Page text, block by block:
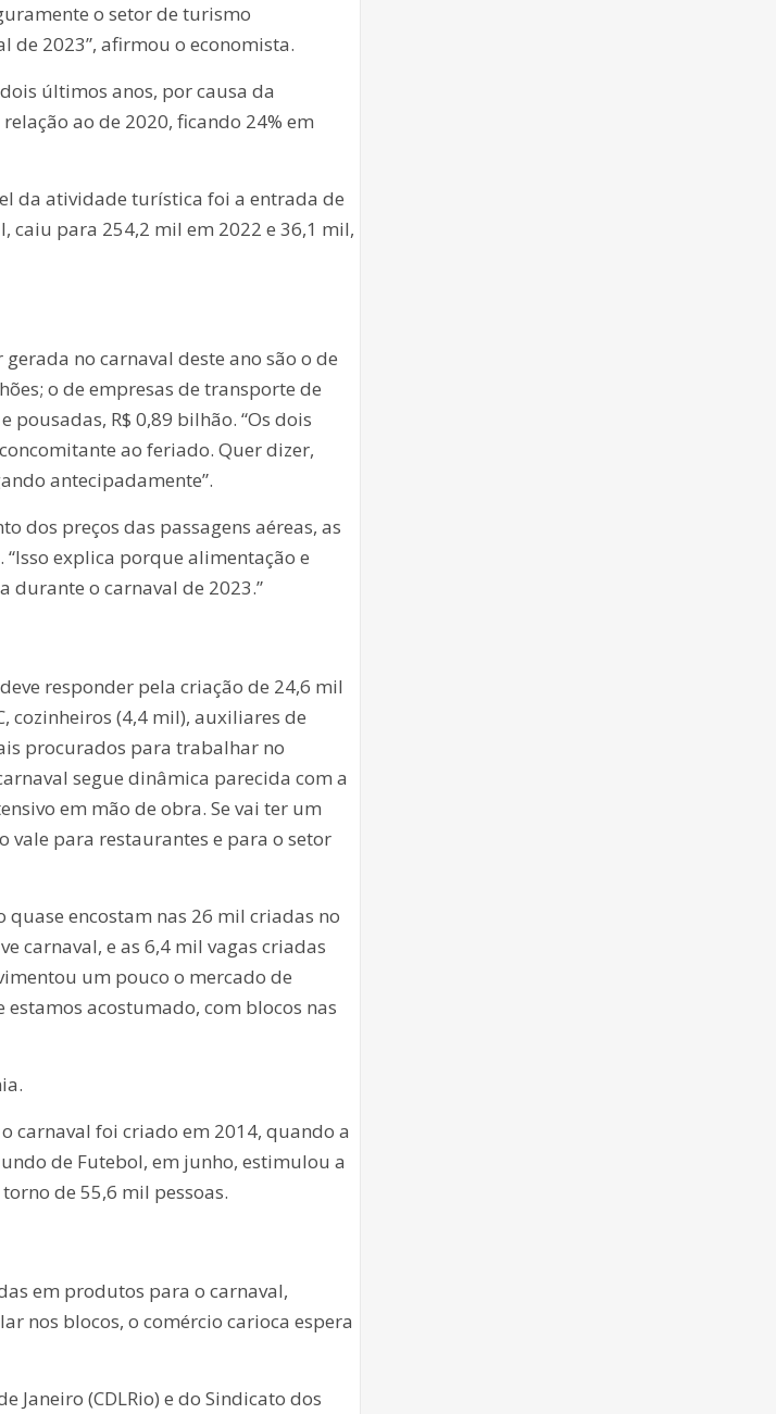
o setor de turismo
de 2023”, afirmou o economista.
últimos anos, por causa da
ao de 2020, ficando 24% em
da atividade turística foi a entrada de
caiu para 254,2 mil em 2022 e 36,1 mil,
no carnaval deste ano são o de
o de empresas de transporte de
pousadas, R$ 0,89 bilhão. “Os dois
ao feriado. Quer dizer,
antecipadamente”.
dos preços das passagens aéreas, as
explica porque alimentação e
durante o carnaval de 2023.”
responder pela criação de 24,6 mil
cozinheiros (4,4 mil), auxiliares de
procurados para trabalhar no
segue dinâmica parecida com a
em mão de obra. Se vai ter um
vale para restaurantes e para o setor
quase encostam nas 26 mil criadas no
carnaval, e as 6,4 mil vagas criadas
um pouco o mercado de
acostumado, com blocos nas
carnaval foi criado em 2014, quando a
de Futebol, em junho, estimulou a
de 55,6 mil pessoas.
em produtos para o carnaval,
nos blocos, o comércio carioca espera
Janeiro (CDLRio) e do Sindicato dos